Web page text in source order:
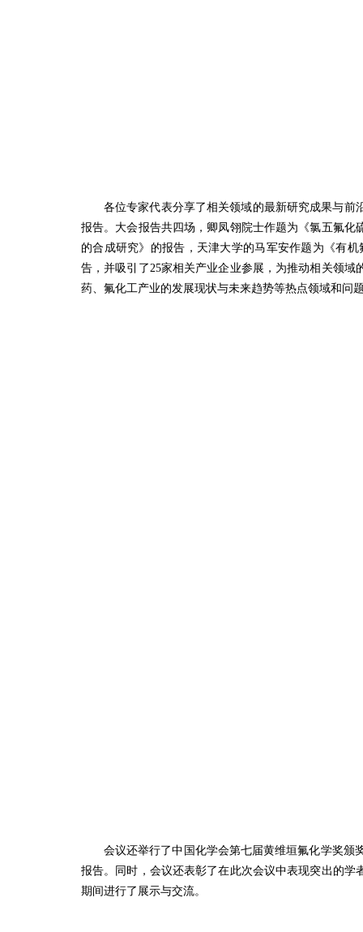
各位专家代表分享了相关领域的最新研究成果与
报告。大会报告共四场，卿凤翎院士作题为《氯五氟
的合成研究》的报告，天津大学的马军安作题为《有
告，并吸引了25家相关产业企业参展，为推动相关领
药、氟化工产业的发展现状与未来趋势等热点领域和问
会议还举行了中国化学会第七届黄维垣氟化学奖颁
报告。同时，会议还表彰了在此次会议中表现突出的
期间进行了展示与交流。